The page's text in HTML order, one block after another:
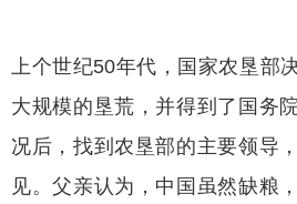
上个世纪50年代，国家农垦部
大规模的垦荒，并得到了国务
况后，找到农垦部的主要领导
见。父亲认为，中国虽然缺粮